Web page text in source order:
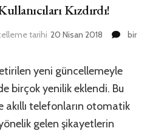
Kızdırdı!
tarihi 20 Nisan 2018
iOS
için
bir
yeni güncellemeyle
birçok yenilik eklendi. Bu
akıllı telefonların otomatik
gelen şikayetlerin